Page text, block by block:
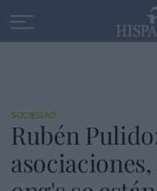
SOCIEDAD
Rubén